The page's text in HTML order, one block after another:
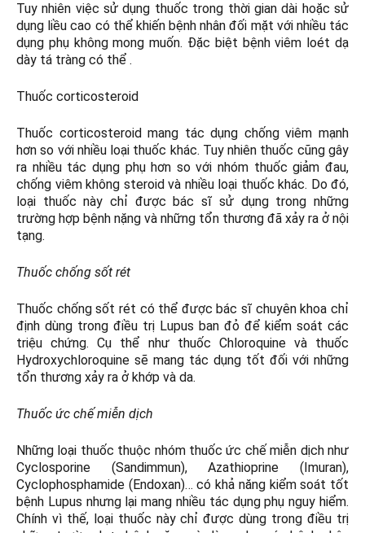
Tuy nhiên việc sử dụng thuốc trong thời gian dài hoặc sử
dụng liều cao có thể khiến bệnh nhân đối mặt với nhiều tác
dụng phụ không mong muốn. Đặc biệt bệnh viêm loét dạ
dày tá tràng có thể .
Thuốc corticosteroid
Thuốc corticosteroid mang tác dụng chống viêm mạnh
hơn so với nhiều loại thuốc khác. Tuy nhiên thuốc cũng gây
ra nhiều tác dụng phụ hơn so với nhóm thuốc giảm đau,
chống viêm không steroid và nhiều loại thuốc khác. Do đó,
loại thuốc này chỉ được bác sĩ sử dụng trong những
trường hợp bệnh nặng và những tổn thương đã xảy ra ở nội
tạng.
Thuốc chống sốt rét
Thuốc chống sốt rét có thể được bác sĩ chuyên khoa chỉ
định dùng trong điều trị Lupus ban đỏ để kiểm soát các
triệu chứng. Cụ thể như thuốc Chloroquine và thuốc
Hydroxychloroquine sẽ mang tác dụng tốt đối với những
tổn thương xảy ra ở khớp và da.
Thuốc ức chế miễn dịch
Những loại thuốc thuộc nhóm thuốc ức chế miễn dịch như
Cyclosporine (Sandimmun), Azathioprine (Imuran),
Cyclophosphamide (Endoxan)… có khả năng kiểm soát tốt
bệnh Lupus nhưng lại mang nhiều tác dụng phụ nguy hiểm.
Chính vì thế, loại thuốc này chỉ được dùng trong điều trị